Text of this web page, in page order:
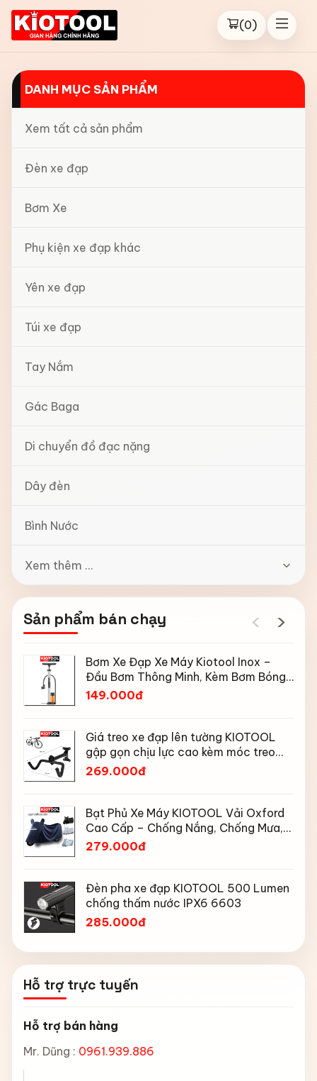
(0)
DANH MỤC SẢN PHẨM
Xem tất cả sản phẩm
Đèn xe đạp
Bơm Xe
Phụ kiện xe đạp khác
Yên xe đạp
Túi xe đạp
Tay Nắm
Gác Baga
Di chuyển đồ đạc nặng
Dây đèn
Bình Nước
Xem thêm ...
Sản phẩm bán chạy ‹ ›
Bơm Xe Đạp Xe Máy Kiotool Inox –
Đầu Bơm Thông Minh, Kèm Bơm Bóng,
Đồng Hồ 160 PSI
149.000đ
Giá treo xe đạp lên tường KIOTOOL
gập gọn chịu lực cao kèm móc treo
mũ bảo hiểm
269.000đ
Bạt Phủ Xe Máy KIOTOOL Vải Oxford
Cao Cấp – Chống Nắng, Chống Mưa,
Chống Bụi, Chống Tia UV, Có Phản
279.000đ
Đèn pha xe đạp KIOTOOL 500 Lumen
chống thấm nước IPX6 6603
285.000đ
Hỗ trợ trực tuyến
Hỗ trợ bán hàng
Mr. Dũng : 0961.939.886